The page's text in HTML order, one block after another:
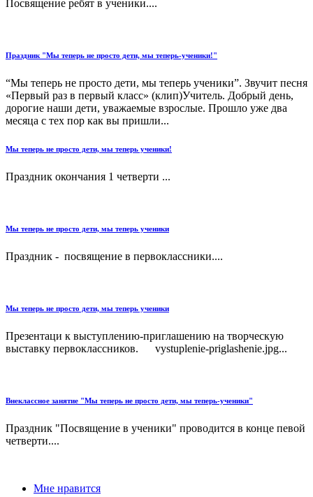
Посвящение ребят в ученики....
Праздник "Мы теперь не просто дети, мы теперь-ученики!"
“Мы теперь не просто дети, мы теперь ученики”. Звучит песня
«Первый раз в первый класс» (клип)Учитель. Добрый день,
дорогие наши дети, уважаемые взрослые. Прошло уже два
месяца с тех пор как вы пришли...
Мы теперь не просто дети, мы теперь ученики!
Праздник окончания 1 четверти ...
Мы теперь не просто дети, мы теперь ученики
Праздник - посвящение в первоклассники....
Мы теперь не просто дети, мы теперь ученики
Презентаци к выступлению-приглашению на творческую
выставку первоклассников. vystuplenie-priglashenie.jpg...
Внеклассное занятие "Мы теперь не просто дети, мы теперь-ученики"
Праздник "Посвящение в ученики" проводится в конце певой
четверти....
Мне нравится